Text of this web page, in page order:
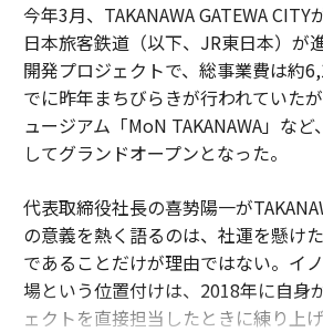
今年3月、TAKANAWA GATEWA
日本旅客鉄道（以下、JR東日本）が
開発プロジェクトで、総事業費は約
でに昨年まちびらきが行われていた
ュージアム「MoN TAKANAWA」な
してグランドオープンとなった。
代表取締役社長の喜㔟陽一が
の意義を熱く語るのは、社運を懸け
であることだけが理由ではない。イ
場という位置付けは、2018年に自身
ェクトを直接担当したときに練り上